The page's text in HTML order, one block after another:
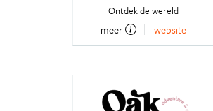
Ontdek de wereld
meer website